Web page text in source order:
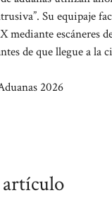
Su equipaje
mediante escáneres
de que llegue a la
2026
artículo